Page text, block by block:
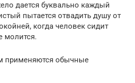
дается буквально каждый
пытается отвадить душу от
когда человек сидит
молится.
применяются обычные